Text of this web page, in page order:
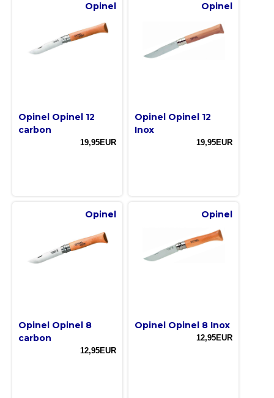
Opinel
Opinel Opinel 12
carbon
19,95EUR
Opinel
Opinel Opinel 12
Inox
19,95EUR
Opinel
Opinel Opinel 8
carbon
12,95EUR
Opinel
Opinel Opinel 8 Inox
12,95EUR